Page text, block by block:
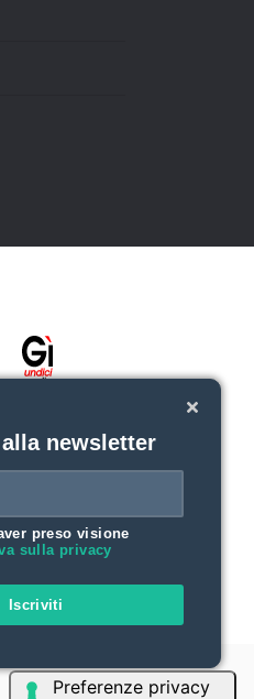
newsletter
preso visione
sulla privacy
Iscriviti